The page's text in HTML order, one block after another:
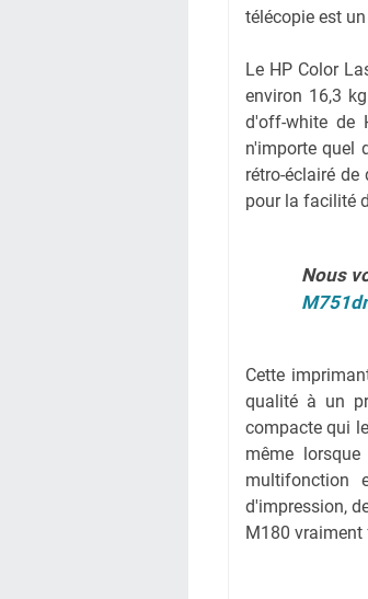
télécopie est
Le HP Color
environ 16,3
d'off-white de
n'importe quel
rétro-éclairé
pour la facilité
Nous
Cette
qualité à un
compacte qui
même
multifonction
d'impression,
M180 vraiment